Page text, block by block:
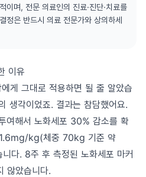
이며, 전문 의료인의 진료·진단·치료를
정은 반드시 의료 전문가와 상의하세
이유
게 그대로 적용하면 될 줄 알았습
생각이었죠. 결과는 참담했어요.
해서 노화세포 30% 감소를 확
kg(체중 70kg 기준 약
다. 8주 후 측정된 노화세포 마커
않았습니다.